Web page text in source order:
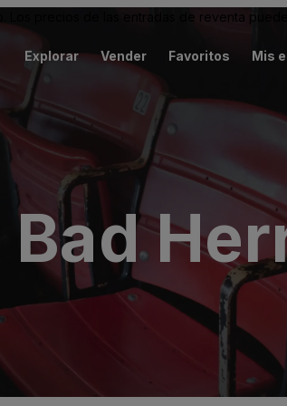
precios de las entradas de reventa
Explorar Vender Favoritos Mis